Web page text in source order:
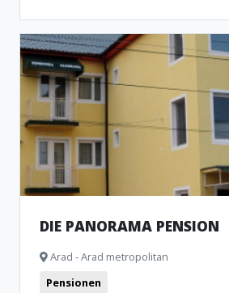
DIE PANORAMA PENSION
Arad - Arad metropolitan
Pensionen